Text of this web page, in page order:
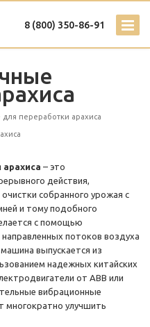
8 (800) 350-86-91
переработки арахиса
– это
действия,
собранного урожая с
и тому подобного
с помощью
потоков воздуха
выпускается из
надежных китайских
от ABB или
вибрационные
многократно улучшить